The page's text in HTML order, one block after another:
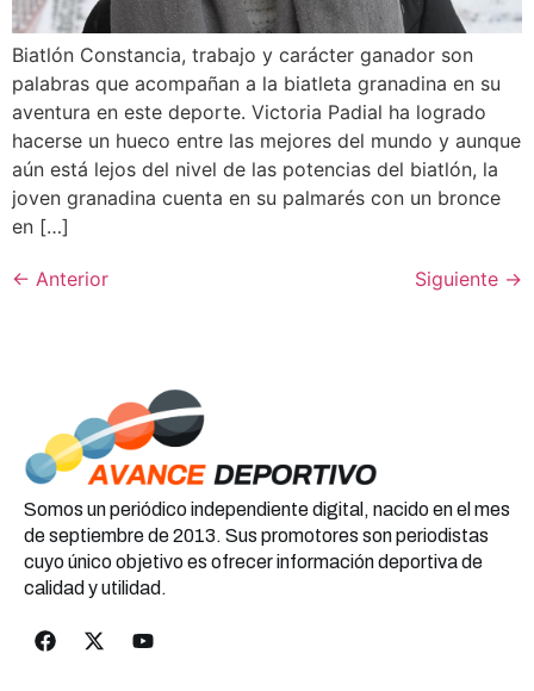
Biatlón Constancia, trabajo y carácter ganador son
palabras que acompañan a la biatleta granadina en su
aventura en este deporte. Victoria Padial ha logrado
hacerse un hueco entre las mejores del mundo y aunque
aún está lejos del nivel de las potencias del biatlón, la
joven granadina cuenta en su palmarés con un bronce
en […]
← Anterior Siguiente →
Somos un periódico independiente digital, nacido en el mes
de septiembre de 2013. Sus promotores son periodistas
cuyo único objetivo es ofrecer información deportiva de
calidad y utilidad.